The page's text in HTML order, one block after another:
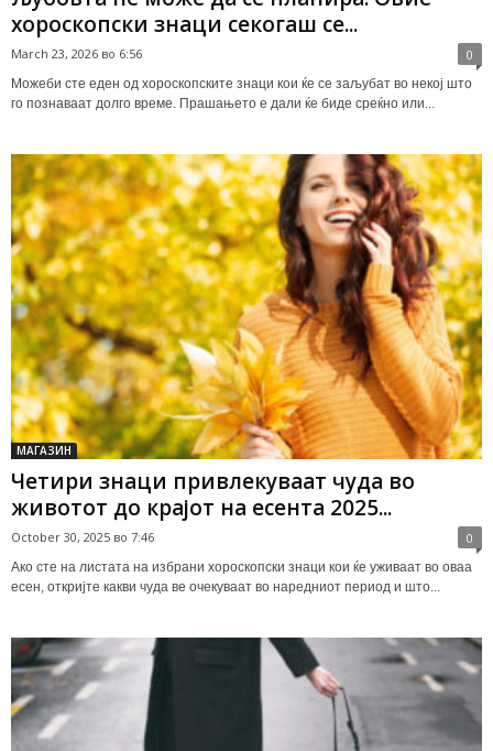
хороскопски знаци секогаш се...
March 23, 2026 во 6:56 0
Можеби сте еден од хороскопските знаци кои ќе се заљубат во некој што
го познаваат долго време. Прашањето е дали ќе биде среќно или...
МАГАЗИН
Четири знаци привлекуваат чуда во
животот до крајот на есента 2025...
October 30, 2025 во 7:46 0
Ако сте на листата на избрани хороскопски знаци кои ќе уживаат во оваа
есен, откријте какви чуда ве очекуваат во наредниот период и што...